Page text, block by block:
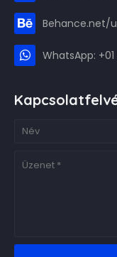
Behance.net/
WhatsApp: